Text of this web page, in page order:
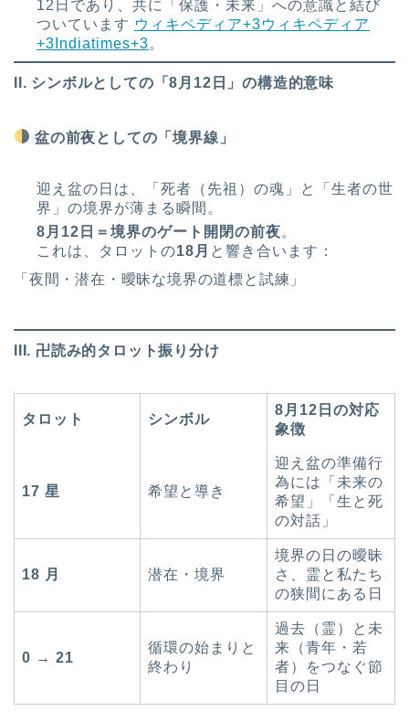
12日であり、共に「保護・未来」への意識と結び
ついています ウィキペディア+3ウィキペディア
+3Indiatimes+3。
II. シンボルとしての「8月12日」の構造的意味
盆の前夜としての「境界線」
迎え盆の日は、「死者（先祖）の魂」と「生者の世
界」の境界が薄まる瞬間。
8月12日＝境界のゲート開閉の前夜。
これは、タロットの18月 と響き合います：
「夜間・潜在・曖昧な境界の道標と試練」
III. 卍読み的タロット振り分け
タロット シンボル
8月12日の対応
象徴
17 星 希望と導き
迎え盆の準備行
為には「未来の
希望」「生と死
の対話」
18 月 潜在・境界
境界の日の曖昧
さ、霊と私たち
の狭間にある日
0 → 21
循環の始まりと
終わり
過去（霊）と未
来（青年・若
者）をつなぐ節
目の日